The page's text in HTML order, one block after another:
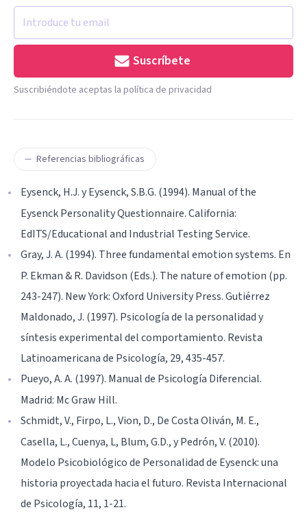
Suscríbete
Suscribiéndote aceptas la política de privacidad
Referencias bibliográficas
Eysenck, H.J. y Eysenck, S.B.G. (1994). Manual of the
Eysenck Personality Questionnaire. California:
EdITS/Educational and Industrial Testing Service.
Gray, J. A. (1994). Three fundamental emotion systems. En
P. Ekman & R. Davidson (Eds.). The nature of emotion (pp.
243-247). New York: Oxford University Press. Gutiérrez
Maldonado, J. (1997). Psicología de la personalidad y
síntesis experimental del comportamiento. Revista
Latinoamericana de Psicología, 29, 435-457.
Pueyo, A. A. (1997). Manual de Psicología Diferencial.
Madrid: Mc Graw Hill.
Schmidt, V., Firpo, L., Vion, D., De Costa Oliván, M. E.,
Casella, L., Cuenya, L, Blum, G.D., y Pedrón, V. (2010).
Modelo Psicobiológico de Personalidad de Eysenck: una
historia proyectada hacia el futuro. Revista Internacional
de Psicología, 11, 1-21.